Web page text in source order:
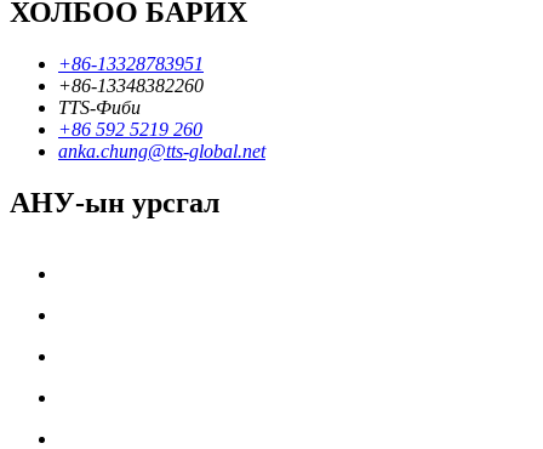
ХОЛБОО БАРИХ
+86-13328783951
+86-13348382260
TTS-Фиби
+86 592 5219 260
anka.chung@tts-global.net
АНУ-ын урсгал